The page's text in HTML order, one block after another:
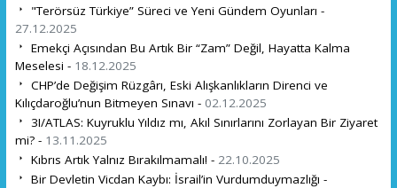
"Terörsüz Türkiye” Süreci ve Yeni Gündem Oyunları -
27.12.2025
Emekçi Açısından Bu Artık Bir “Zam” Değil, Hayatta Kalma
Meselesi - 18.12.2025
CHP’de Değişim Rüzgârı, Eski Alışkanlıkların Direnci ve
Kılıçdaroğlu’nun Bitmeyen Sınavı - 02.12.2025
3I/ATLAS: Kuyruklu Yıldız mı, Akıl Sınırlarını Zorlayan Bir Ziyaret
mi? - 13.11.2025
Kıbrıs Artık Yalnız Bırakılmamalı! - 22.10.2025
Bir Devletin Vicdan Kaybı: İsrail’in Vurdumduymazlığı -